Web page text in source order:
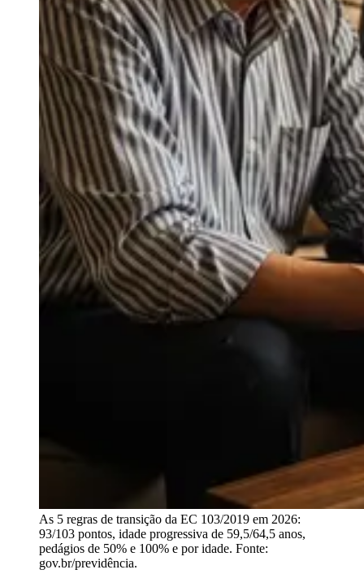
As 5 regras de transição da EC 103/2019 em 2026:
93/103 pontos, idade progressiva de 59,5/64,5 anos,
pedágios de 50% e 100% e por idade. Fonte:
gov.br/previdência.